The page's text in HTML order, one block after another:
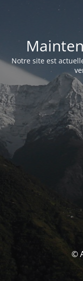
Notre site est
©